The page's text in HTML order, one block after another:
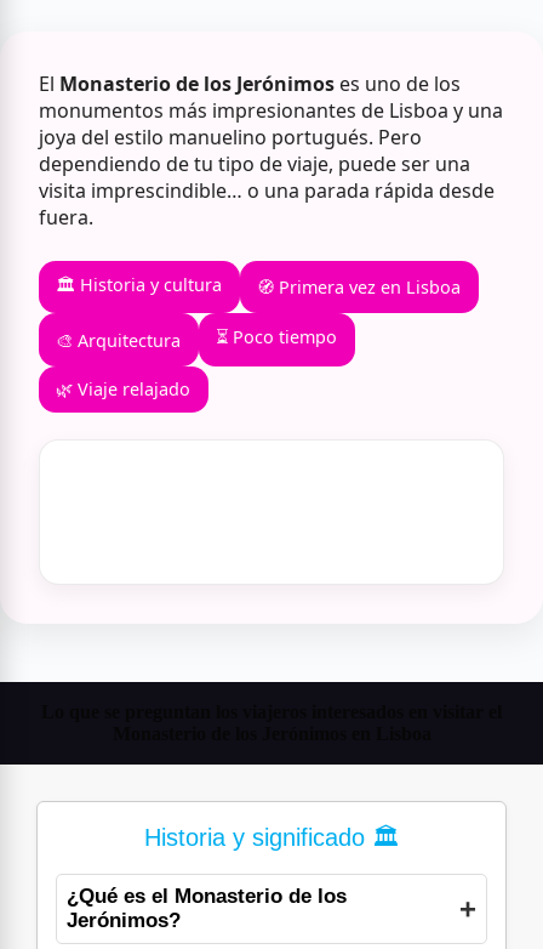
El Monasterio de los Jerónimos es uno de los
monumentos más impresionantes de Lisboa y una
joya del estilo manuelino portugués. Pero
dependiendo de tu tipo de viaje, puede ser una
visita imprescindible… o una parada rápida desde
fuera.
🏛️ Historia y cultura 🧭 Primera vez en Lisboa
🎨 Arquitectura ⏳ Poco tiempo
🌿 Viaje relajado
Historia y significado 🏛️
¿Qué es el Monasterio de los
Jerónimos?